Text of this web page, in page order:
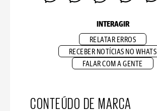
INTERAGIR
RELATAR ERROS
RECEBER NOTÍCIAS NO WHATS
FALAR COM A GENTE
CONTEÚDO DE MARCA